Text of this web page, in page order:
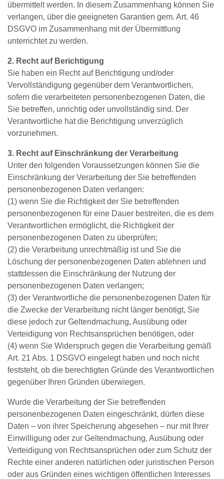
übermittelt werden. In diesem Zusammenhang können Sie
verlangen, über die geeigneten Garantien gem. Art. 46
DSGVO im Zusammenhang mit der Übermittlung
unterrichtet zu werden.
2. Recht auf Berichtigung
Sie haben ein Recht auf Berichtigung und/oder
Vervollständigung gegenüber dem Verantwortlichen,
sofern die verarbeiteten personenbezogenen Daten, die
Sie betreffen, unrichtig oder unvollständig sind. Der
Verantwortliche hat die Berichtigung unverzüglich
vorzunehmen.
3. Recht auf Einschränkung der Verarbeitung
Unter den folgenden Voraussetzungen können Sie die
Einschränkung der Verarbeitung der Sie betreffenden
personenbezogenen Daten verlangen:
(1) wenn Sie die Richtigkeit der Sie betreffenden
personenbezogenen für eine Dauer bestreiten, die es dem
Verantwortlichen ermöglicht, die Richtigkeit der
personenbezogenen Daten zu überprüfen;
(2) die Verarbeitung unrechtmäßig ist und Sie die
Löschung der personenbezogenen Daten ablehnen und
stattdessen die Einschränkung der Nutzung der
personenbezogenen Daten verlangen;
(3) der Verantwortliche die personenbezogenen Daten für
die Zwecke der Verarbeitung nicht länger benötigt, Sie
diese jedoch zur Geltendmachung, Ausübung oder
Verteidigung von Rechtsansprüchen benötigen, oder
(4) wenn Sie Widerspruch gegen die Verarbeitung gemäß
Art. 21 Abs. 1 DSGVO eingelegt haben und noch nicht
feststeht, ob die berechtigten Gründe des Verantwortlichen
gegenüber Ihren Gründen überwiegen.
Wurde die Verarbeitung der Sie betreffenden
personenbezogenen Daten eingeschränkt, dürfen diese
Daten – von ihrer Speicherung abgesehen – nur mit Ihrer
Einwilligung oder zur Geltendmachung, Ausübung oder
Verteidigung von Rechtsansprüchen oder zum Schutz der
Rechte einer anderen natürlichen oder juristischen Person
oder aus Gründen eines wichtigen öffentlichen Interesses